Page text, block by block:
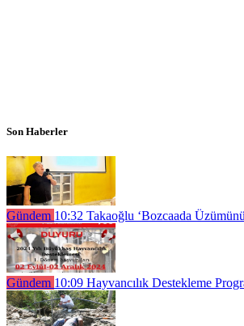
Son Haberler
Gündem 10:32 Takaoğlu ‘Bozcaada
Gündem 10:09 Hayvancılık Destekleme